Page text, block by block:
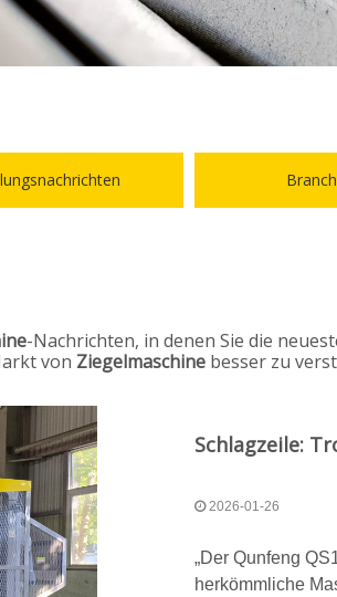
-Nachrichten, in denen Sie die
von Ziegelmaschine besser zu
2026-01-26
„Der Qunfeng
herkömmliche